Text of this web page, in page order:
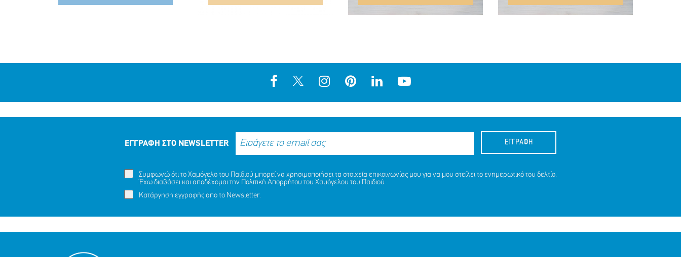
ΕΓΓΡΑΦΗ ΣΤΟ NEWSLETTER ΕΓΓΡΑΦΗ
Συμφωνώ ότι το Χαμόγελο του Παιδιού μπορεί να χρησιμοποιήσει τα στοιχεία επικοινωνίας μου για να μου στείλει το ενημερωτικό του δελτίο.
Έχω διαβάσει και αποδέχομαι την Πολιτική Απορρήτου του Χαμόγελου του Παιδιού
Κατάργηση εγγραφής απο το Newsletter.